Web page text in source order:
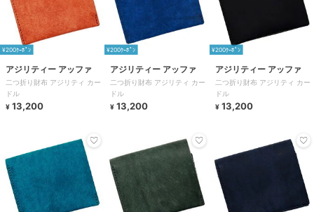
¥200ｸｰﾎﾟﾝ
アジリティー アッファ
二つ折り財布 アジリティ カー
ドル
¥ 13,200
¥200ｸｰﾎﾟﾝ
アジリティー アッファ
二つ折り財布 アジリティ カー
ドル
¥ 13,200
¥200ｸｰﾎﾟﾝ
アジリティー アッファ
二つ折り財布 アジリティ カー
ドル
¥ 13,200